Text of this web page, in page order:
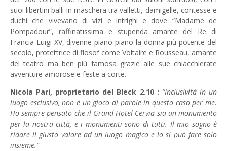
suoi libertini balli in maschera tra valletti, damigelle, contesse e
duchi che vivevano di vizi e intrighi e dove “Madame de
Pompadour”, raffinatissima e stupenda amante del Re di
Francia Luigi XV, divenne piano piano la donna più potente del
secolo, protettrice di flosof come Voltaire e Rousseau, amante
del teatro ma ben più famosa grazie alle sue chiacchierate
avventure amorose e feste a corte.
Nicola Pari, proprietario del Bleck 2.10 : “Inclusività in un
luogo esclusivo, non è un gioco di parole in questo caso per me.
Ho sempre pensato che il Grand Hotel Cervia sia un monumento
per la nostra città, e i monumenti sono di tutti. Il mio sogno è
ridare il giusto valore ad un luogo magico e lo si può fare solo
insieme.”